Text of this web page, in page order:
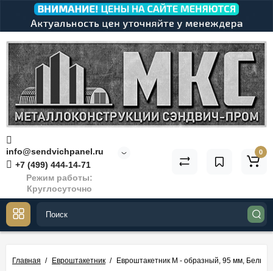
info@sendvichpanel.ru
+7 (499) 444-14-71
Режим работы:
Круглосуточно
0
Главная Евроштакетник Евроштакетник М - образный, 95 мм, Белый